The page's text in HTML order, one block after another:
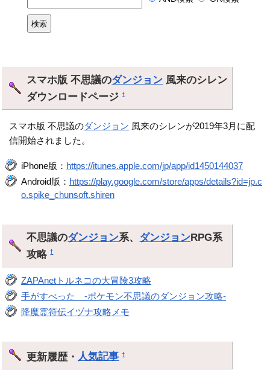
スマホ版 不思議のダンジョン 風来のシレン
ダウンロードページ†
スマホ版 不思議のダンジョン 風来のシレンが2019年3月に配
信開始されました。
iPhone版： https://itunes.apple.com/jp/app/id1450144037
Android版： https://play.google.com/store/apps/details?id=jp.c
o.spike_chunsoft.shiren
不思議のダンジョン系、 ダンジョンRPG系
攻略†
ZAPAnetトルネコの大冒険3攻略
手がすべった -ポケモン不思議のダンジョン攻略-
降魔霊符伝イヅナ攻略メモ
更新履歴・ 人気記事 †